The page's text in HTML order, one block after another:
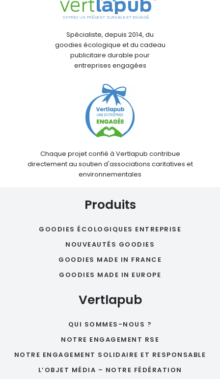
Spécialiste, depuis 2014, du
goodies écologique et du cadeau
publicitaire durable pour
entreprises engagées
Chaque projet confié à Vertlapub contribue
directement au soutien d'associations caritatives et
environnementales
Produits
GOODIES ÉCOLOGIQUES ENTREPRISE
NOUVEAUTÉS GOODIES
GOODIES MADE IN FRANCE
GOODIES MADE IN EUROPE
Vertlapub
QUI SOMMES-NOUS ?
NOTRE ENGAGEMENT RSE
NOTRE ENGAGEMENT SOLIDAIRE ET RESPONSABLE
L’OBJET MÉDIA – NOTRE FÉDÉRATION